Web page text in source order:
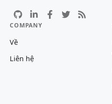
COMPANY
Về
Liên hệ